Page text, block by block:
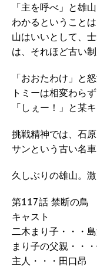
「主を呼べ」と雄
わかるということ
山はいいとして、
は、それほど古い
「おおたわけ」と
トミーは相変わら
「しぇー！」と某
挑戦精神では、石
サンという古い名
久しぶりの雄山。
第117話 禁断の鳥
キャスト
二木まり子・・・
まり子の父親・・
主人・・・田口昂